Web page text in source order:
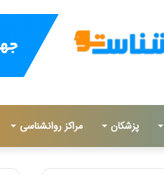
پزشکان مراکز روانشناسی